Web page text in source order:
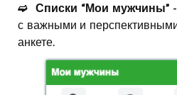
➫⠀Списки “Мои мужчины” -
с важными и
анкете.